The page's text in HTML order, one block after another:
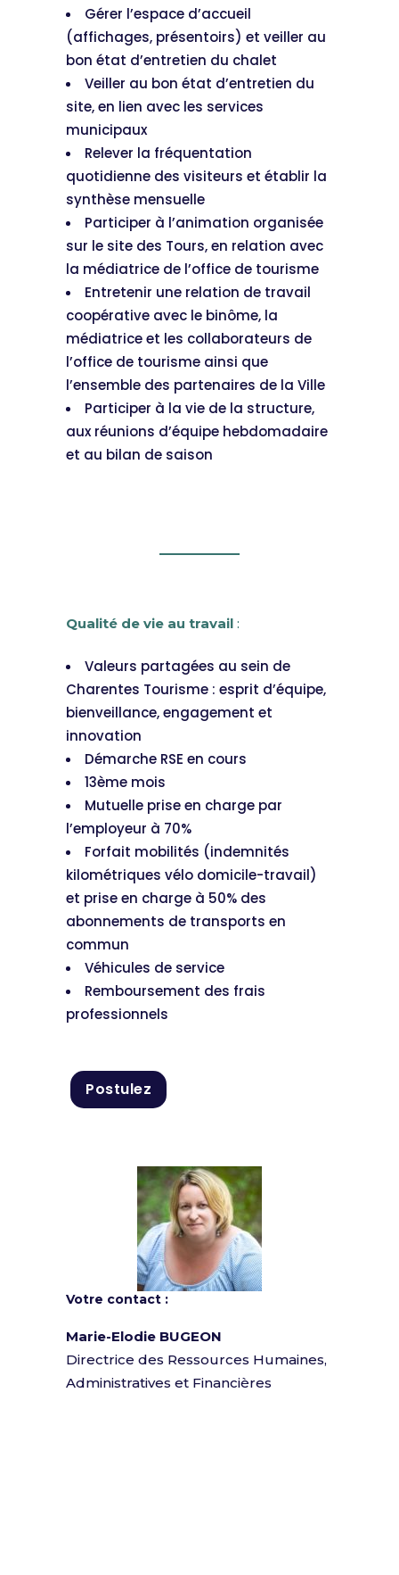
Gérer l’espace d’accueil
(affichages, présentoirs) et veiller au
bon état d’entretien du chalet
Veiller au bon état d’entretien du
site, en lien avec les services
municipaux
Relever la fréquentation
quotidienne des visiteurs et établir la
synthèse mensuelle
Participer à l’animation organisée
sur le site des Tours, en relation avec
la médiatrice de l’office de tourisme
Entretenir une relation de travail
coopérative avec le binôme, la
médiatrice et les collaborateurs de
l’office de tourisme ainsi que
l’ensemble des partenaires de la Ville
Participer à la vie de la structure,
aux réunions d’équipe hebdomadaire
et au bilan de saison
Qualité de vie au travail :
Valeurs partagées au sein de
Charentes Tourisme : esprit d’équipe,
bienveillance, engagement et
innovation
Démarche RSE en cours
13ème mois
Mutuelle prise en charge par
l’employeur à 70%
Forfait mobilités (indemnités
kilométriques vélo domicile-travail)
et prise en charge à 50% des
abonnements de transports en
commun
Véhicules de service
Remboursement des frais
professionnels
Postulez
Votre contact :
Marie-Elodie BUGEON
Directrice des Ressources Humaines,
Administratives et Financières